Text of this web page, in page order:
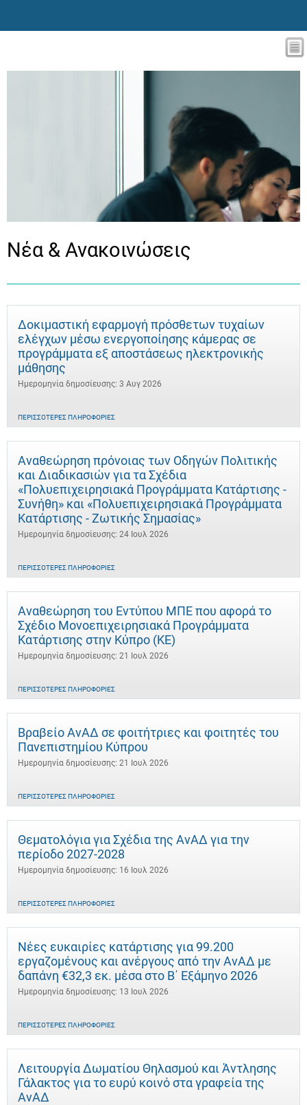
Νέα & Ανακοινώσεις
Δοκιμαστική εφαρμογή πρόσθετων τυχαίων
ελέγχων μέσω ενεργοποίησης κάμερας σε
προγράμματα εξ αποστάσεως ηλεκτρονικής
μάθησης
Ημερομηνία δημοσίευσης: 3 Αυγ 2026
ΠΕΡΙΣΣΌΤΕΡΕΣ ΠΛΗΡΟΦΟΡΊΕΣ
Αναθεώρηση πρόνοιας των Οδηγών Πολιτικής
και Διαδικασιών για τα Σχέδια
«Πολυεπιχειρησιακά Προγράμματα Κατάρτισης -
Συνήθη» και «Πολυεπιχειρησιακά Προγράμματα
Κατάρτισης - Ζωτικής Σημασίας»
Ημερομηνία δημοσίευσης: 24 Ιουλ 2026
ΠΕΡΙΣΣΌΤΕΡΕΣ ΠΛΗΡΟΦΟΡΊΕΣ
Αναθεώρηση του Εντύπου ΜΠΕ που αφορά το
Σχέδιο Μονοεπιχειρησιακά Προγράμματα
Κατάρτισης στην Κύπρο (ΚΕ)
Ημερομηνία δημοσίευσης: 21 Ιουλ 2026
ΠΕΡΙΣΣΌΤΕΡΕΣ ΠΛΗΡΟΦΟΡΊΕΣ
Βραβείο ΑνΑΔ σε φοιτήτριες και φοιτητές του
Πανεπιστημίου Κύπρου
Ημερομηνία δημοσίευσης: 21 Ιουλ 2026
ΠΕΡΙΣΣΌΤΕΡΕΣ ΠΛΗΡΟΦΟΡΊΕΣ
Θεματολόγια για Σχέδια της ΑνΑΔ για την
περίοδο 2027-2028
Ημερομηνία δημοσίευσης: 16 Ιουλ 2026
ΠΕΡΙΣΣΌΤΕΡΕΣ ΠΛΗΡΟΦΟΡΊΕΣ
Νέες ευκαιρίες κατάρτισης για 99.200
εργαζομένους και ανέργους από την ΑνΑΔ με
δαπάνη €32,3 εκ. μέσα στο Β΄ Εξάμηνο 2026
Ημερομηνία δημοσίευσης: 13 Ιουλ 2026
ΠΕΡΙΣΣΌΤΕΡΕΣ ΠΛΗΡΟΦΟΡΊΕΣ
Λειτουργία Δωματίου Θηλασμού και Άντλησης
Γάλακτος για το ευρύ κοινό στα γραφεία της
ΑνΑΔ